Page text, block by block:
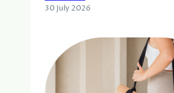
30 July 2026